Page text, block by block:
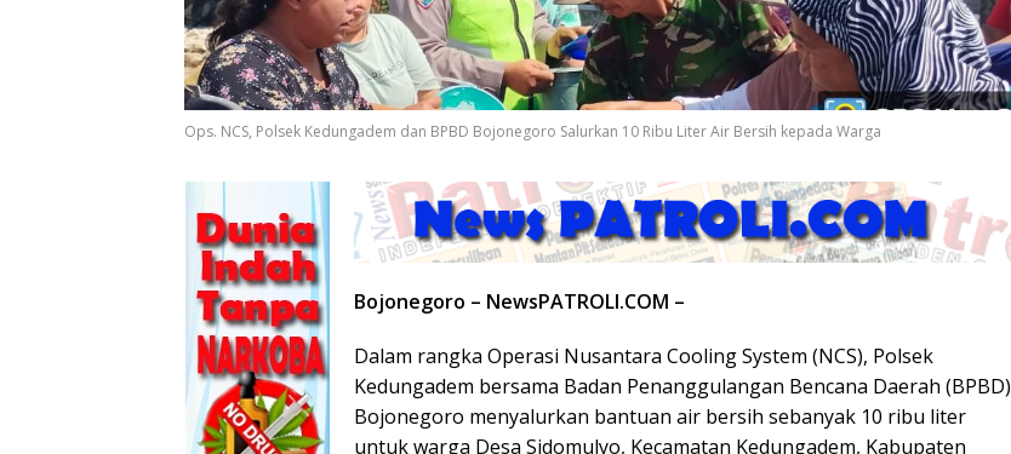
Ops. NCS, Polsek Kedungadem dan BPBD Bojonegoro Salurkan 10 Ribu Liter Air Bersih kepada Warga
Bojonegoro – NewsPATROLI.COM –
Dalam rangka Operasi Nusantara Cooling System (NCS), Polsek
Kedungadem bersama Badan Penanggulangan Bencana Daerah (BPBD)
Bojonegoro menyalurkan bantuan air bersih sebanyak 10 ribu liter
untuk warga Desa Sidomulyo, Kecamatan Kedungadem, Kabupaten